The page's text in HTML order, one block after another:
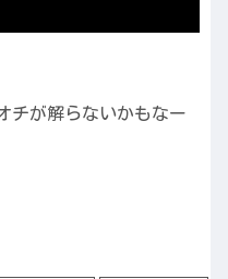
チが解らないかもなー